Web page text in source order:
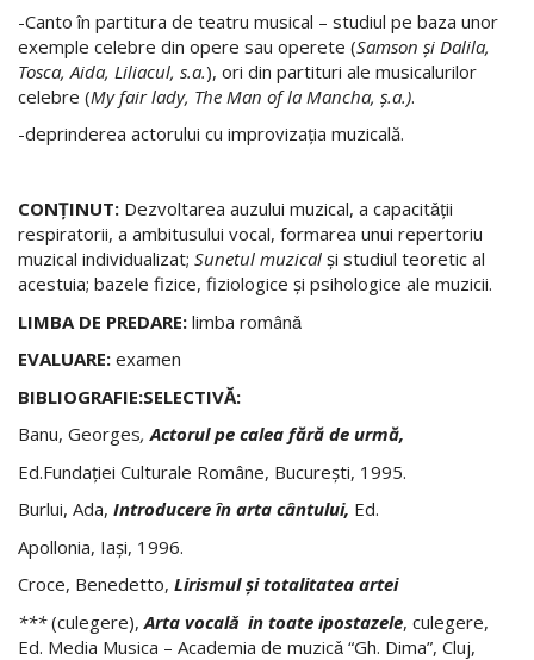
-Canto în partitura de teatru musical – studiul pe baza unor
exemple celebre din opere sau operete (Samson și Dalila,
Tosca, Aida, Liliacul, s.a.), ori din partituri ale musicalurilor
celebre (My fair lady, The Man ofla Mancha, ş.a.).
-deprinderea actorului cu improvizația muzicală.
CONŢINUT: Dezvoltarea auzului muzical, a capacitǎţii
respiratorii, a ambitusului vocal, formarea unui repertoriu
muzical individualizat; Sunetul muzical şi studiul teoretic al
acestuia; bazele fizice, fiziologice şi psihologice ale muzicii.
LIMBA DE PREDARE: limba românǎ
EVALUARE: examen
BIBLIOGRAFIE:SELECTIVĂ:
Banu, Georges,Actorul pe calea fără de urmă,
Ed.Fundaţiei Culturale Române, Bucureşti, 1995.
Burlui, Ada, Introducere în arta cântului, Ed.
Apollonia, Iaşi, 1996.
Croce, Benedetto, Lirismul şi totalitatea artei
***(culegere), Arta vocalǎ in toate ipostazele, culegere,
Ed. Media Musica – Academia de muzicǎ “Gh. Dima”, Cluj,